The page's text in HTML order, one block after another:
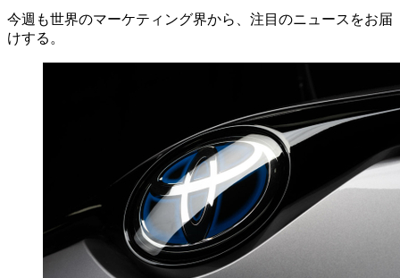
今週も世界のマーケティング界から、注目のニュースをお届
けする。